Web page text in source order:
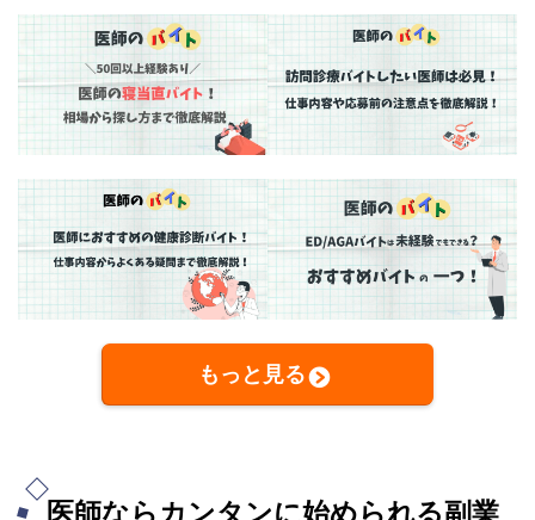
もっと見る
医師ならカンタンに始められる副業